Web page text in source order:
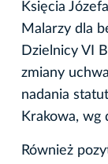
Księcia
Malarzy dla
Dzielnicy VI
zmiany
nadania
Krakowa, wg
Również